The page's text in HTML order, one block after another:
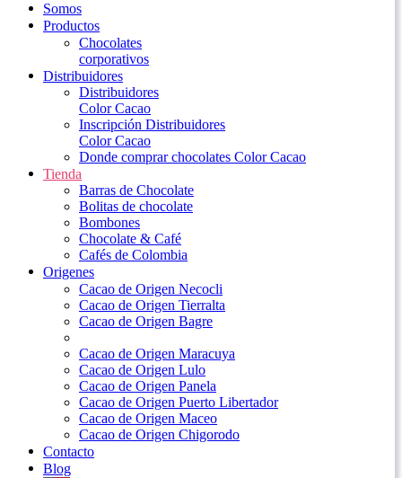
Somos
Productos
Chocolates
corporativos
Distribuidores
Distribuidores
Color Cacao
Inscripción Distribuidores
Color Cacao
Donde comprar chocolates Color Cacao
Tienda
Barras de Chocolate
Bolitas de chocolate
Bombones
Chocolate & Café
Cafés de Colombia
Origenes
Cacao de Origen Necocli
Cacao de Origen Tierralta
Cacao de Origen Bagre
Cacao de Origen Maracuya
Cacao de Origen Lulo
Cacao de Origen Panela
Cacao de Origen Puerto Libertador
Cacao de Origen Maceo
Cacao de Origen Chigorodo
Contacto
Blog